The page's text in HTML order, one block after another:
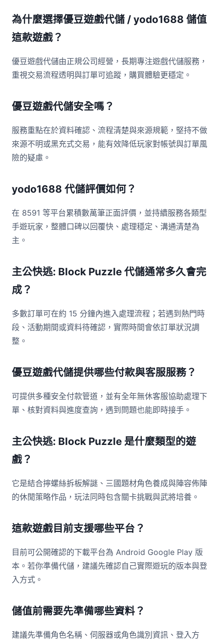
為什麼選擇優豆遊戲代儲 / yodo1688 儲值
這款遊戲？
優豆遊戲代儲由正規公司經營，長期專注遊戲代儲服務，
重視交易流程透明與訂單可追蹤，購買體驗更穩定。
優豆遊戲代儲安全嗎？
服務重點在於資料確認、流程清楚與來源規範，堅持不做
來源不明或黑充式交易，能有效降低玩家對帳號與訂單風
險的疑慮。
yodo1688 代儲評價如何？
在 8591 等平台累積數萬筆正面評價，並持續服務各類型
手遊玩家，整體口碑以回覆快、處理穩定、溝通清楚為
主。
主公快逃: Block Puzzle 代儲通常多久會完
成？
多數訂單可在約 15 分鐘內進入處理流程；若遇到熱門時
段、活動期間或資料待確認，實際時間會依訂單狀況調
整。
優豆遊戲代儲提供哪些付款與客服服務？
可提供多種安全付款管道，並有全年無休客服協助處理下
單、核對資料與進度查詢，遇到問題也能即時接手。
主公快逃: Block Puzzle 是什麼類型的遊
戲？
它是結合擰螺絲拆板解謎、三國題材角色養成與陣容佈陣
的休閒策略作品，玩法同時包含關卡挑戰與武將培養。
這款遊戲目前支援哪些平台？
目前可公開確認的下載平台為 Android Google Play 版
本。若你準備代儲，建議先確認自己實際遊玩的版本與登
入方式。
儲值前需要先準備哪些資料？
建議先準備角色名稱、伺服器或角色識別資訊、登入方